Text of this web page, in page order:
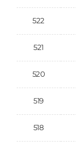
522
521
520
519
518